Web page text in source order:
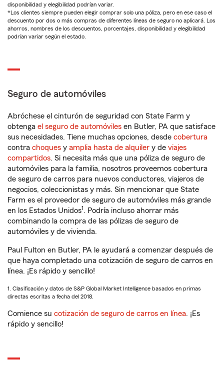
disponibilidad y elegibilidad podrían variar.
*Los clientes siempre pueden elegir comprar solo una póliza, pero en ese caso el
descuento por dos o más compras de diferentes líneas de seguro no aplicará. Los
ahorros, nombres de los descuentos, porcentajes, disponibilidad y elegibilidad
podrían variar según el estado.
Seguro de automóviles
Abróchese el cinturón de seguridad con State Farm y
obtenga el seguro de automóviles en Butler, PA que satisface
sus necesidades. Tiene muchas opciones, desde cobertura
contra choques y amplia hasta de alquiler y de viajes
compartidos. Si necesita más que una póliza de seguro de
automóviles para la familia, nosotros proveemos cobertura
de seguro de carros para nuevos conductores, viajeros de
negocios, coleccionistas y más. Sin mencionar que State
Farm es el proveedor de seguro de automóviles más grande
en los Estados Unidos1. Podría incluso ahorrar más
combinando la compra de las pólizas de seguro de
automóviles y de vivienda.
Paul Fulton en Butler, PA le ayudará a comenzar después de
que haya completado una cotización de seguro de carros en
línea. ¡Es rápido y sencillo!
1. Clasificación y datos de S&P Global Market Intelligence basados en primas
directas escritas a fecha del 2018.
Comience su cotización de seguro de carros en línea. ¡Es
rápido y sencillo!